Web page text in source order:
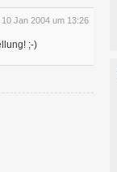
10 Jan 2004 um 13:26
;-)